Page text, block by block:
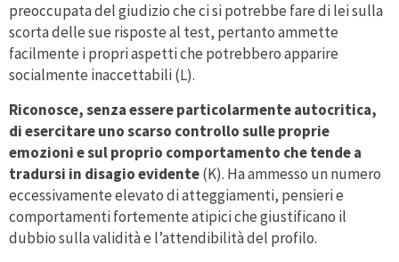
preoccupata del giudizio che ci si potrebbe fare di lei sulla
scorta delle sue risposte al test, pertanto ammette
facilmente i propri aspetti che potrebbero apparire
socialmente inaccettabili (L).
Riconosce, senza essere particolarmente autocritica,
di esercitare uno scarso controllo sulle proprie
emozioni e sul proprio comportamento che tende a
tradursi in disagio evidente(K). Ha ammesso un numero
eccessivamente elevato di atteggiamenti, pensieri e
comportamenti fortemente atipici che giustificano il
dubbio sulla validità e l’attendibilità del profilo.